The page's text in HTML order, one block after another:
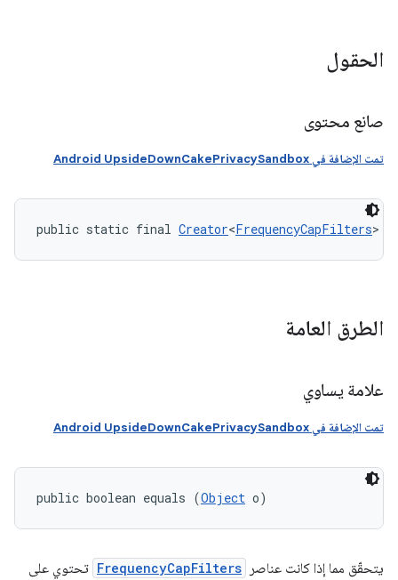
الحقول
صانع محتوى
تمت الإضافة في Android UpsideDownCakePrivacySandbox
public static final Creator<FrequencyCapFilters>
الطرق العامة
علامة يساوي
تمت الإضافة في Android UpsideDownCakePrivacySandbox
public boolean equals (Object o)
يتحقّق مما إذا كانت عناصر FrequencyCapFilters تحتوي على